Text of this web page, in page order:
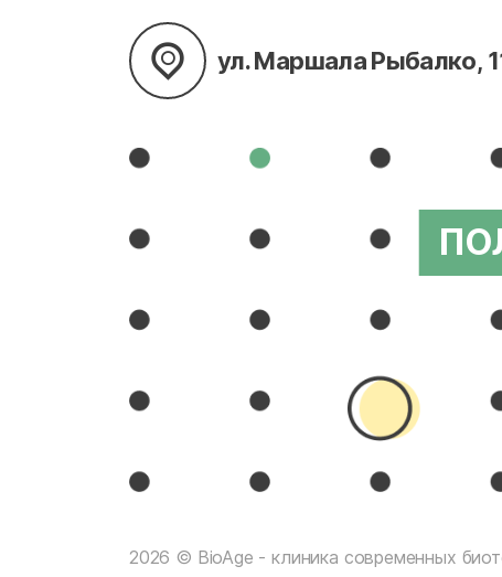
ул. Маршала Рыбалко,
2026 © BioAge - клиника современных